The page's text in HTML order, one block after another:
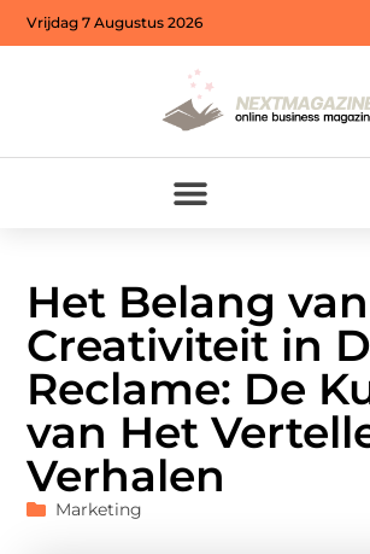
Vrijdag 7 Augustus 2026
Het Belang van
Creativiteit in
Reclame: De
van Het
Verhalen
Marketing